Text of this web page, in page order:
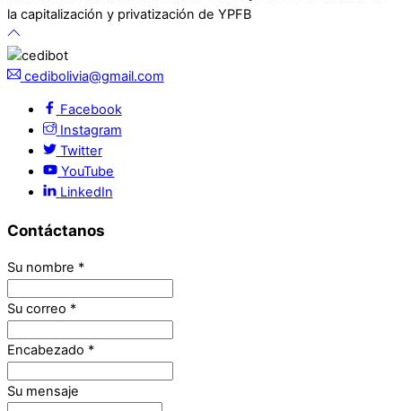
cedibolivia@gmail.com
Facebook
Instagram
Twitter
YouTube
LinkedIn
Contáctanos
Su nombre *
Su correo *
Encabezado *
Su mensaje